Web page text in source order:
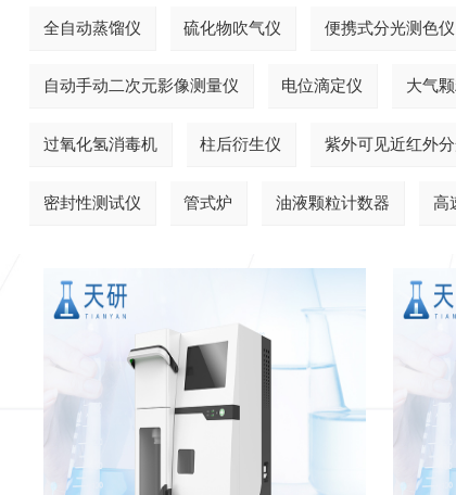
全自动蒸馏仪 硫化物吹气仪 便携式分光测色仪
自动手动二次元影像测量仪 电位滴定仪 大气
过氧化氢消毒机 柱后衍生仪 紫外可见近红外
密封性测试仪 管式炉 油液颗粒计数器 高